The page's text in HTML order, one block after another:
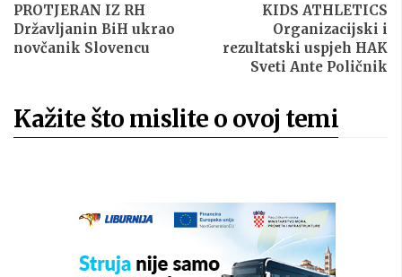
PROTJERAN IZ RH
Državljanin BiH ukrao
novčanik Slovencu
KIDS ATHLETICS
Organizacijski i
rezultatski uspjeh HAK
Sveti Ante Poličnik
Kažite što mislite o ovoj temi